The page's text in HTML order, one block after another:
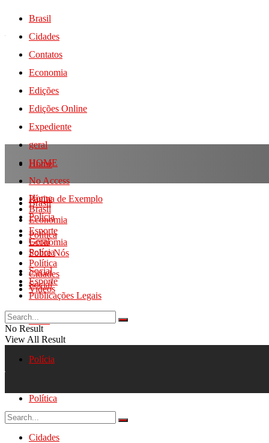
Brasil
Cidades
Contatos
Economia
Edições
Edições Online
Expediente
geral
HOME
No Access
Página de Exemplo
Polícia
Política
Sobre Nós
Social
Videos
Home
Brasil
Economia
Esporte
Geral
Polícia
Política
Cidades
Home
Brasil
Economia
Esporte
Geral
Polícia
Política
Cidades
Social
Publicações Legais
No Result
View All Result